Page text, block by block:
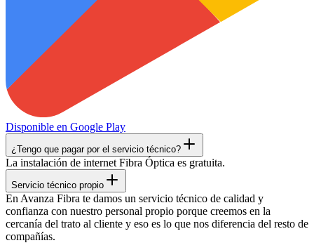
Disponible en Google Play
¿Tengo que pagar por el servicio técnico?
La instalación de internet Fibra Óptica es gratuita.
Servicio técnico propio
En Avanza Fibra te damos un servicio técnico de calidad y
confianza con nuestro personal propio porque creemos en la
cercanía del trato al cliente y eso es lo que nos diferencia del resto de
compañías.